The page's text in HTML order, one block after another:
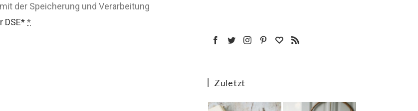
der Speicherung und Verarbeitung
DSE**
Zuletzt